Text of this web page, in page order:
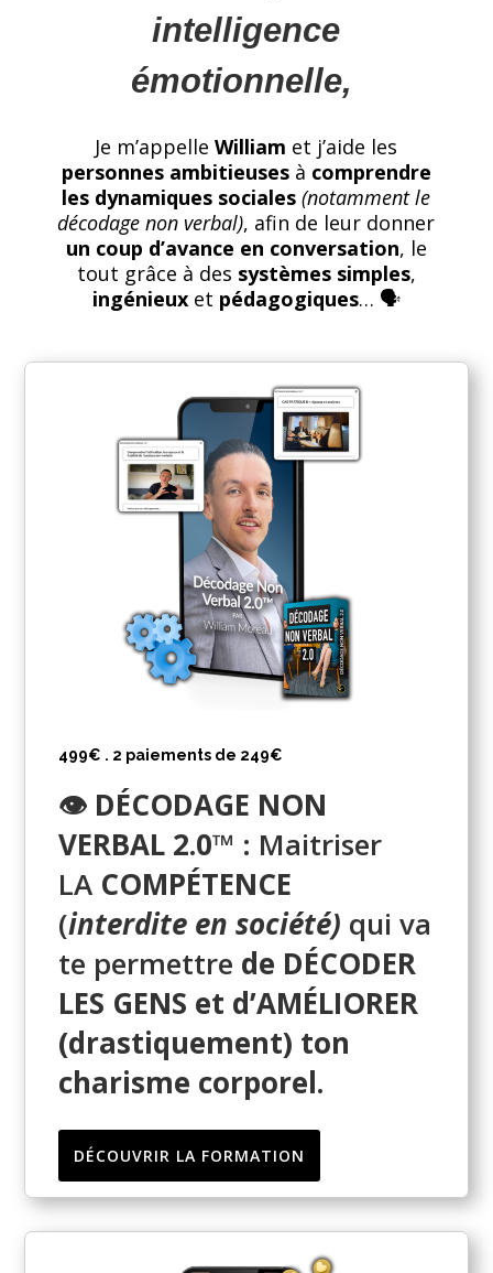
intelligence
émotionnelle,
Je m’appelleWilliam et j’aide les
personnes ambitieusesà comprendre
les dynamiques sociales (notamment le
décodage non verbal), afin de leur donner
un coup d’avance en conversation, le
tout grâce à des systèmes simples,
ingénieuxet pédagogiques… 🗣
499€ . 2 paiements de 249€
👁 DÉCODAGE NON
VERBAL 2.0™ : Maitriser
LA COMPÉTENCE
(interdite en société) qui va
te permettre de DÉCODER
LES GENS et d’AMÉLIORER
(drastiquement) ton
charisme corporel.
DÉCOUVRIR LA FORMATION